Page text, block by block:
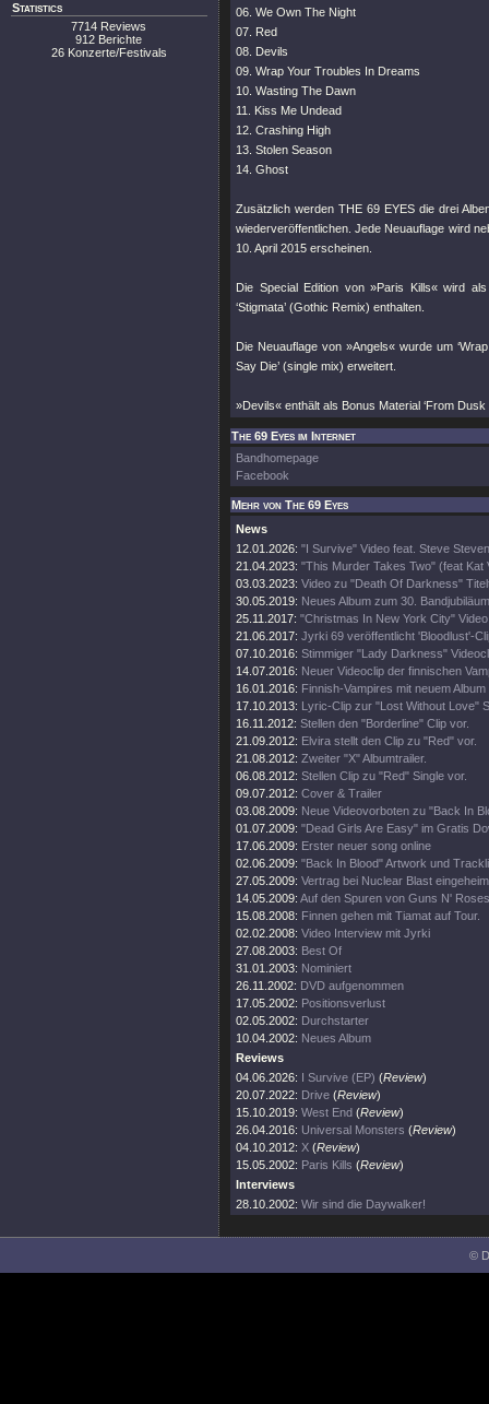
Statistics
7714 Reviews
912 Berichte
26 Konzerte/Festivals
06. We Own The Night
07. Red
08. Devils
09. Wrap Your Troubles In Dreams
10. Wasting The Dawn
11. Kiss Me Undead
12. Crashing High
13. Stolen Season
14. Ghost
Zusätzlich werden THE 69 EYES die drei
wiederveröffentlichen. Jede Neuauflage wird
10. April 2015 erscheinen.
Die Special Edition von »Paris Kills« wird als
‘Stigmata’ (Gothic Remix) enthalten.
Die Neuauflage von »Angels« wurde um
Say Die’ (single mix) erweitert.
»Devils« enthält als Bonus Material ‘From Dusk
The 69 Eyes im Internet
Bandhomepage
Facebook
Mehr von The 69 Eyes
News
12.01.2026: "I Survive" Video feat. Steve
21.04.2023: "This Murder Takes Two" (feat Kat
03.03.2023: Video zu "Death Of Darkness"
30.05.2019: Neues Album zum 30. Bandjubiläum
25.11.2017: "Christmas In New York City" Video
21.06.2017: Jyrki 69 veröffentlicht 'Bloodlust'-
07.10.2016: Stimmiger "Lady Darkness"
14.07.2016: Neuer Videoclip der finnischen
16.01.2016: Finnish-Vampires mit neuem
17.10.2013: Lyric-Clip zur "Lost Without Love"
16.11.2012: Stellen den "Borderline" Clip vor.
21.09.2012: Elvira stellt den Clip zu "Red" vor.
21.08.2012: Zweiter "X" Albumtrailer.
06.08.2012: Stellen Clip zu "Red" Single vor.
09.07.2012: Cover & Trailer
03.08.2009: Neue Videovorboten zu "Back In
01.07.2009: "Dead Girls Are Easy" im Gratis
17.06.2009: Erster neuer song online
02.06.2009: "Back In Blood" Artwork und
27.05.2009: Vertrag bei Nuclear Blast
14.05.2009: Auf den Spuren von Guns N'
15.08.2008: Finnen gehen mit Tiamat auf Tour.
02.02.2008: Video Interview mit Jyrki
27.08.2003: Best Of
31.01.2003: Nominiert
26.11.2002: DVD aufgenommen
17.05.2002: Positionsverlust
02.05.2002: Durchstarter
10.04.2002: Neues Album
Reviews
04.06.2026: I Survive (EP) (Review)
20.07.2022: Drive (Review)
15.10.2019: West End (Review)
26.04.2016: Universal Monsters (Review)
04.10.2012: X (Review)
15.05.2002: Paris Kills (Review)
Interviews
28.10.2002: Wir sind die Daywalker!
©